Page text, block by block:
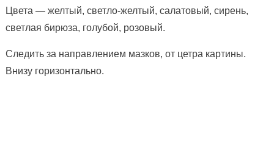
Цвета — желтый, светло-желтый, салатовый, сирень,
светлая бирюза, голубой, розовый.
Следить за направлением мазков, от цетра картины.
Внизу горизонтально.